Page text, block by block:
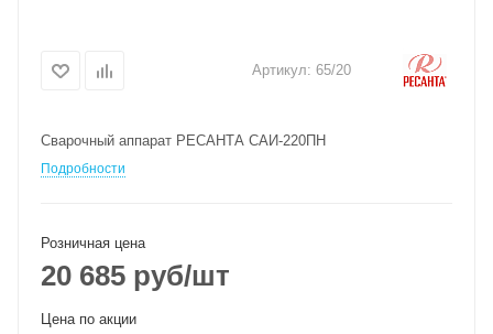
Артикул: 65/20
Сварочный аппарат РЕСАНТА САИ-220ПН
Подробности
Розничная цена
20 685 руб/шт
Цена по акции